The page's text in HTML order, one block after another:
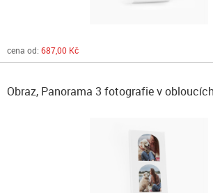
cena od: 687,00 Kč
Obraz, Panorama 3 fotografie v